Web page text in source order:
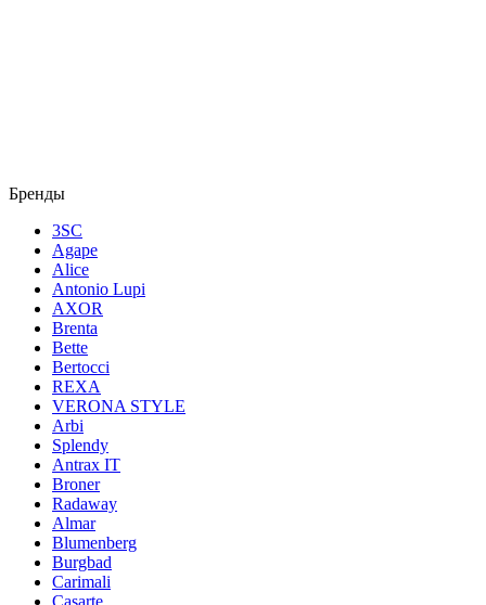
Бренды
3SC
Agape
Alice
Antonio Lupi
AXOR
Brenta
Bette
Bertocci
REXA
VERONA STYLE
Arbi
Splendy
Antrax IT
Broner
Radaway
Almar
Blumenberg
Burgbad
Carimali
Casarte